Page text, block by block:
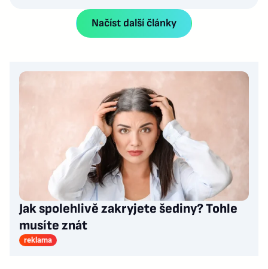
Načíst další články
Jak spolehlivě zakryjete šediny? Tohle
musíte znát
reklama